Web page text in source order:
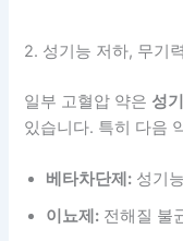
2. 성기능 저하, 무기
일부 고혈압 약은 성
있습니다. 특히 다음
베타차단제: 성기
이뇨제: 전해질 불